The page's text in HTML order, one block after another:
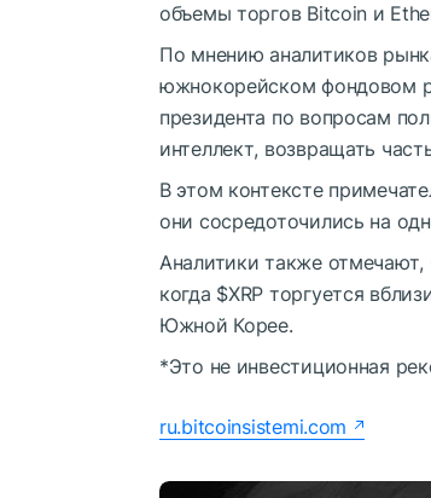
объемы торгов Bitcoin и
По мнению аналитиков
южнокорейском фондовом
президента по вопросам
интеллект, возвращать
В этом контексте
они сосредоточились на
Аналитики также отмечают,
когда $XRP торгуется
Южной Корее.
*Это не инвестиционная
ru.bitcoinsistemi.com